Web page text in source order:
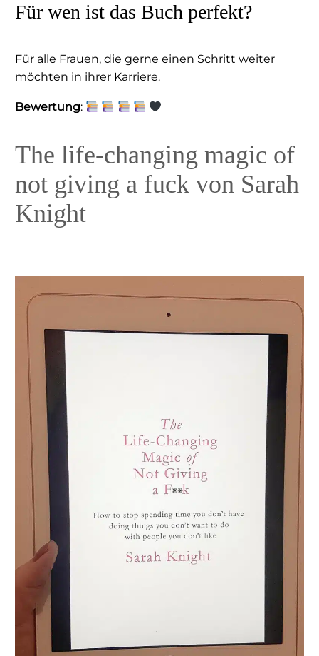
Für wen ist das Buch perfekt?
Für alle Frauen, die gerne einen Schritt weiter
möchten in ihrer Karriere.
Bewertung:
The life-changing magic of
not giving a fuck von Sarah
Knight